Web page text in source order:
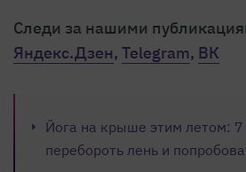
Cледи за нашими
Яндекс.Дзен, Telegram, ВК
Йога на крыше этим летом: 7
перебороть лень и